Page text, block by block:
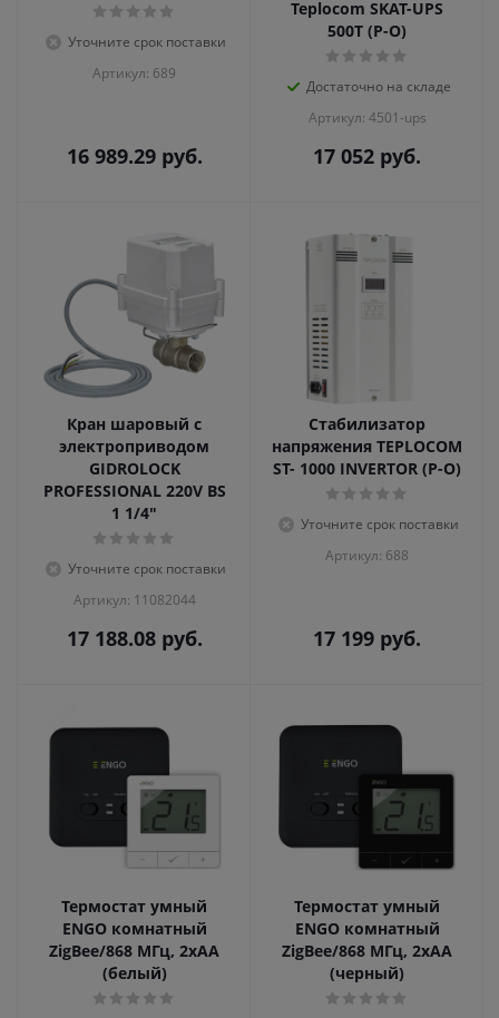
Уточните срок поставки
Артикул: 689
16 989.29руб.
Teplocom SKAT-UPS
500T (Р-О)
Достаточно на складе
Артикул: 4501-ups
17 052 руб.
Кран шаровый с
электроприводом
GIDROLOCK
PROFESSIONAL 220V BS
1 1/4"
Уточните срок поставки
Артикул: 11082044
17 188.08руб.
Стабилизатор
напряжения TEPLOCOM
ST- 1000 INVERTOR (Р-О)
Уточните срок поставки
Артикул: 688
17 199 руб.
Термостат умный
ENGO комнатный
ZigBee/868 МГц, 2хАА
(белый)
Термостат умный
ENGO комнатный
ZigBee/868 МГц, 2хАА
(черный)